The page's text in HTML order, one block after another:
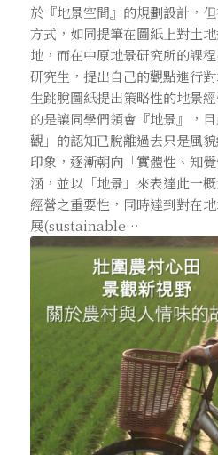
於『地景空間』的規劃設計，
方式，如同提筆在圖紙上對土
地，而在中原地景研究所的課
研究生，提出自己的觀點進行
生跳脫圖紙提出策略性的地景
的是讓同學們領會『地景』，
觀」的認知已脫離過去只是風
印象，逐漸朝向「實體性、知
涵，並以「地景」來表達此一
經營之重要性，同時達到對在
展(sustainable…